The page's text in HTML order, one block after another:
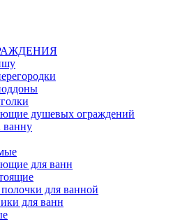
душевых ограждений
для ванн
для ванной
для ванн